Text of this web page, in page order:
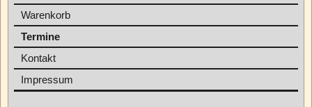
Warenkorb
Termine
Kontakt
Impressum